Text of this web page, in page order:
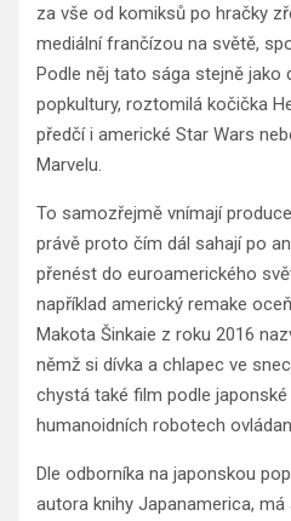
za vše od komiksů po hračky
mediální frančízou na světě,
Podle něj tato sága stejně jako
popkultury, roztomilá kočička
předčí i americké Star Wars
Marvelu.
To samozřejmě vnímají
právě proto čím dál sahají po
přenést do euroamerického
například americký remake
Makota Šinkaie z roku 2016
němž si dívka a chlapec ve
chystá také film podle
humanoidních robotech
Dle odborníka na japonskou
autora knihy Japanamerica,